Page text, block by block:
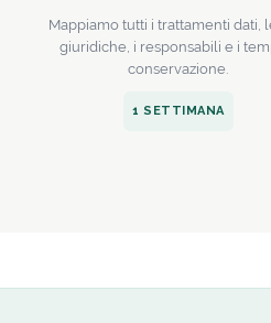
Mappiamo tutti i trattamenti dati,
giuridiche, i responsabili e i
conservazione.
1 SETTIMANA